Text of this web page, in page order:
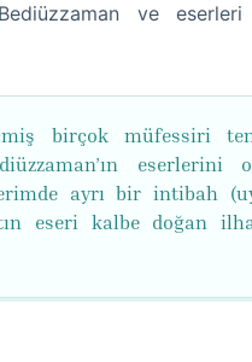
ve eserleri
birçok müfessiri
eserlerini
ayrı bir intibah
eseri kalbe doğan